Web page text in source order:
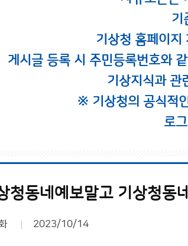
기
기상청 홈페이지
게시글 등록 시 주민등록번호와
기상지식과 관
※ 기상청의 공식적
로
청동네예보말고 기상청동
2023/10/14